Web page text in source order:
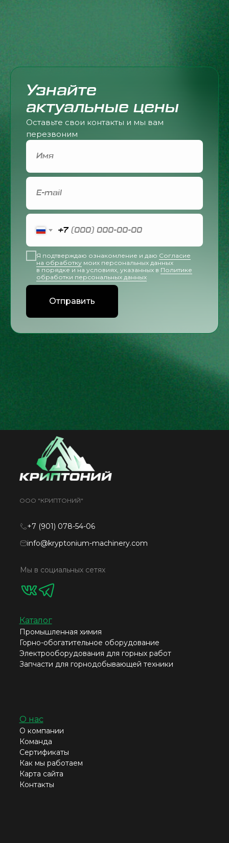
Узнайте
актуальные цены
Оставьте свои контакты и мы вам
перезвоним
+7
Я подтверждаю ознакомление и даю Согласие
на обработку моих персональных данных
в порядке и на условиях, указанных в Политике
обработки персональных данных
Отправить
+7 (901) 078-54-06
info@kryptonium-machinery.com
Каталог
Промышленная химия
Горно-обогатительное оборудование
Электрооборудования для горных работ
Запчасти для горнодобывающей техники
О нас
О компании
Команда
Сертификаты
Как мы работаем
Карта сайта
Контакты
Мы в социальных сетях
ООО "КРИПТОНИЙ"